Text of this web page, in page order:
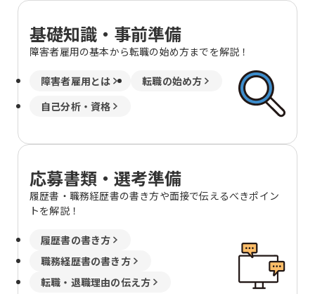
基礎知識・事前準備
障害者雇用の基本から転職の始め方までを解説！
障害者雇用とは
転職の始め方
自己分析・資格
応募書類・選考準備
履歴書・職務経歴書の書き方や面接で伝えるべきポイン
トを解説！
履歴書の書き方
職務経歴書の書き方
転職・退職理由の伝え方